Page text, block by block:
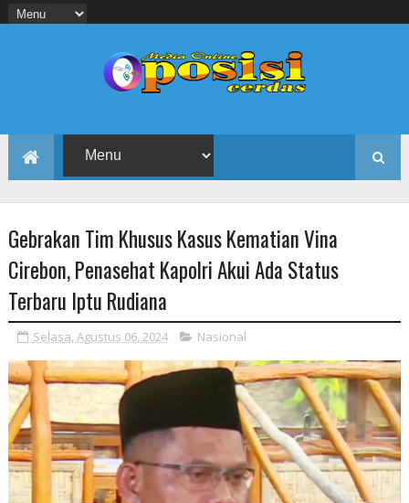
Gebrakan Tim Khusus Kasus Kematian Vina
Cirebon, Penasehat Kapolri Akui Ada Status
Terbaru Iptu Rudiana
Selasa, Agustus 06, 2024 Nasional